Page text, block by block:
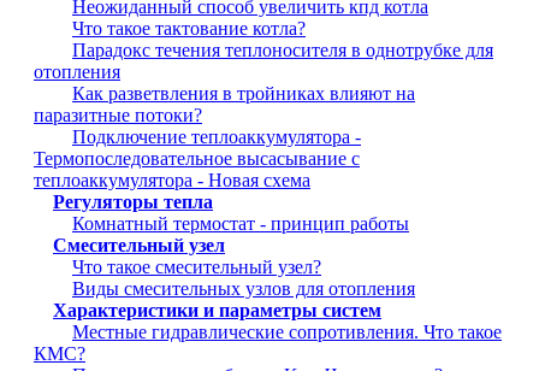
Неожиданный способ увеличить кпд котла
Что такое тактование котла?
Парадокс течения теплоносителя в однотрубке для
отопления
Как разветвления в тройниках влияют на
паразитные потоки?
Подключение теплоаккумулятора -
Термопоследовательное высасывание с
теплоаккумулятора - Новая схема
Регуляторы тепла
Комнатный термостат - принцип работы
Смесительный узел
Что такое смесительный узел?
Виды смесительных узлов для отопления
Характеристики и параметры систем
Местные гидравлические сопротивления. Что такое
КМС?